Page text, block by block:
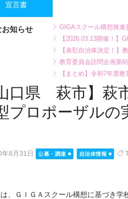
宣言書
お知らせ
GIGAスクール構想推進
【2026.03.13開催！】
【表彰自治体決定！】
教育委員会訪問企画第
【まとめ】令和7年度
口県 萩市】萩
プロポーザルの
年8月31日 公募・調達 自治体情報
、ＧＩＧＡスクール構想に基づき